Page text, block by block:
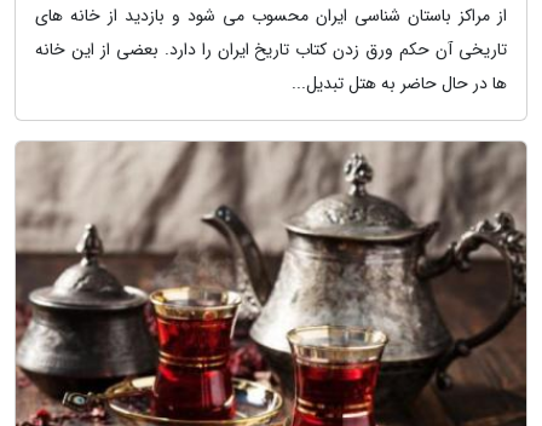
از مراکز باستان شناسی ایران محسوب می شود و بازدید از خانه های
تاریخی آن حکم ورق زدن کتاب تاریخ ایران را دارد. بعضی از این خانه
ها در حال حاضر به هتل تبدیل...